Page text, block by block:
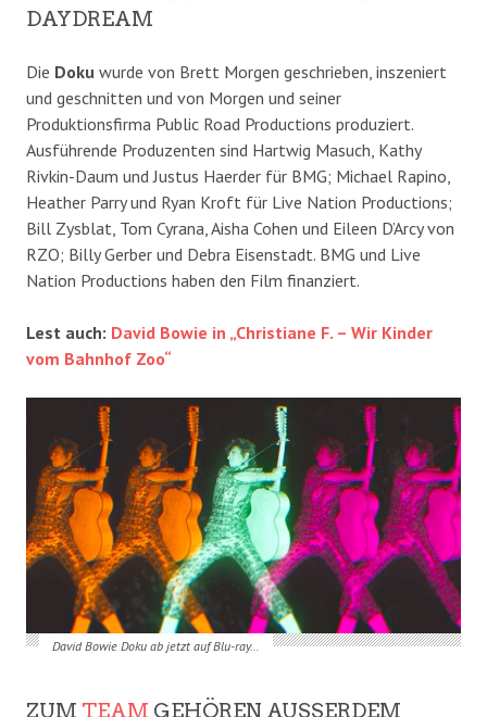
DAYDREAM
Die Doku wurde von Brett Morgen geschrieben, inszeniert
und geschnitten und von Morgen und seiner
Produktionsfirma Public Road Productions produziert.
Ausführende Produzenten sind Hartwig Masuch, Kathy
Rivkin-Daum und Justus Haerder für BMG; Michael Rapino,
Heather Parry und Ryan Kroft für Live Nation Productions;
Bill Zysblat, Tom Cyrana, Aisha Cohen und Eileen D’Arcy von
RZO; Billy Gerber und Debra Eisenstadt. BMG und Live
Nation Productions haben den Film finanziert.
Lest auch: David Bowie in „Christiane F. – Wir Kinder
vom Bahnhof Zoo“
David Bowie Doku ab jetzt auf Blu-ray…
ZUM TEAM GEHÖREN AUSSERDEM